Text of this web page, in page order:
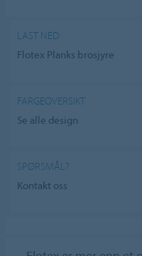
LAST NED
Flotex Planks brosjyre
FARGEOVERSIKT
Se alle design
SPØRSMÅL?
Kontakt oss